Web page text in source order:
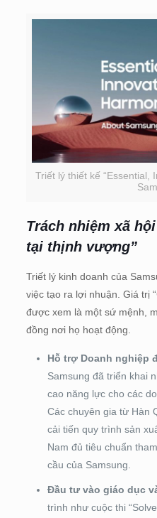
Triết lý thiết kế “Essential,
Trách nhiệm xã
tại thịnh vượng”
Triết lý kinh doanh của
việc tạo ra lợi nhuận. Giá trị
được xem là một sứ mệnh,
đồng nơi họ hoạt động.
Hỗ trợ Doanh nghiệp
Samsung đã triển khai
cao năng lực cho các
Các chuyên gia từ Hàn
cải tiến quy trình sản
Nam đủ tiêu chuẩn
cầu của Samsung.
Đầu tư vào giáo dục
trình như cuộc thi